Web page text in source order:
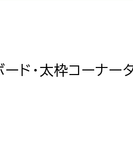
ード・太枠コーナー